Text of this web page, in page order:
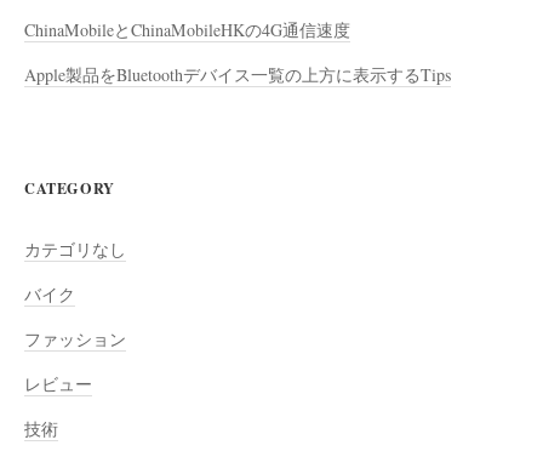
ChinaMobileとChinaMobileHKの4G通信速度
Apple製品をBluetoothデバイス一覧の上方に表示するTips
CATEGORY
カテゴリなし
バイク
ファッション
レビュー
技術